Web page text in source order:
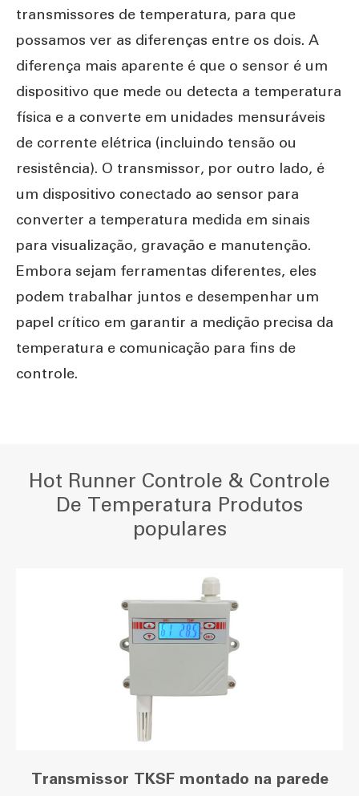
transmissores de temperatura, para que
possamos ver as diferenças entre os dois. A
diferença mais aparente é que o sensor é um
dispositivo que mede ou detecta a temperatura
física e a converte em unidades mensuráveis
de corrente elétrica (incluindo tensão ou
resistência). O transmissor, por outro lado, é
um dispositivo conectado ao sensor para
converter a temperatura medida em sinais
para visualização, gravação e manutenção.
Embora sejam ferramentas diferentes, eles
podem trabalhar juntos e desempenhar um
papel crítico em garantir a medição precisa da
temperatura e comunicação para fins de
controle.
Hot Runner Controle & Controle
De Temperatura Produtos
populares
Transmissor TKSF montado na parede